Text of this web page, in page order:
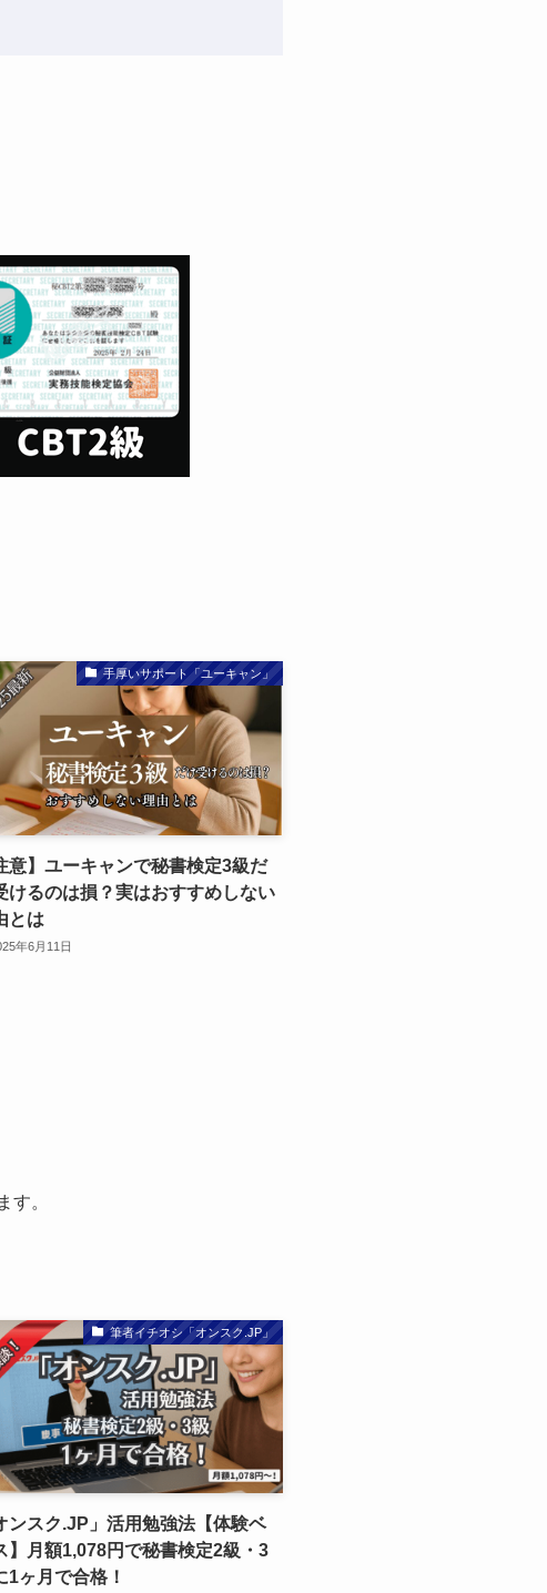
手厚いサポート「ユーキャン」
意】ユーキャンで秘書検定3級だ
けるのは損？実はおすすめしない
とは
年6月11日
す。
筆者イチオシ「オンスク.JP」
ンスク.JP」活用勉強法【体験ベ
】月額1,078円で秘書検定2級・3
1ヶ月で合格！